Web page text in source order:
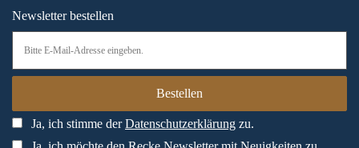
Newsletter bestellen
Ja, ich stimme derDatenschutzerklärung zu.